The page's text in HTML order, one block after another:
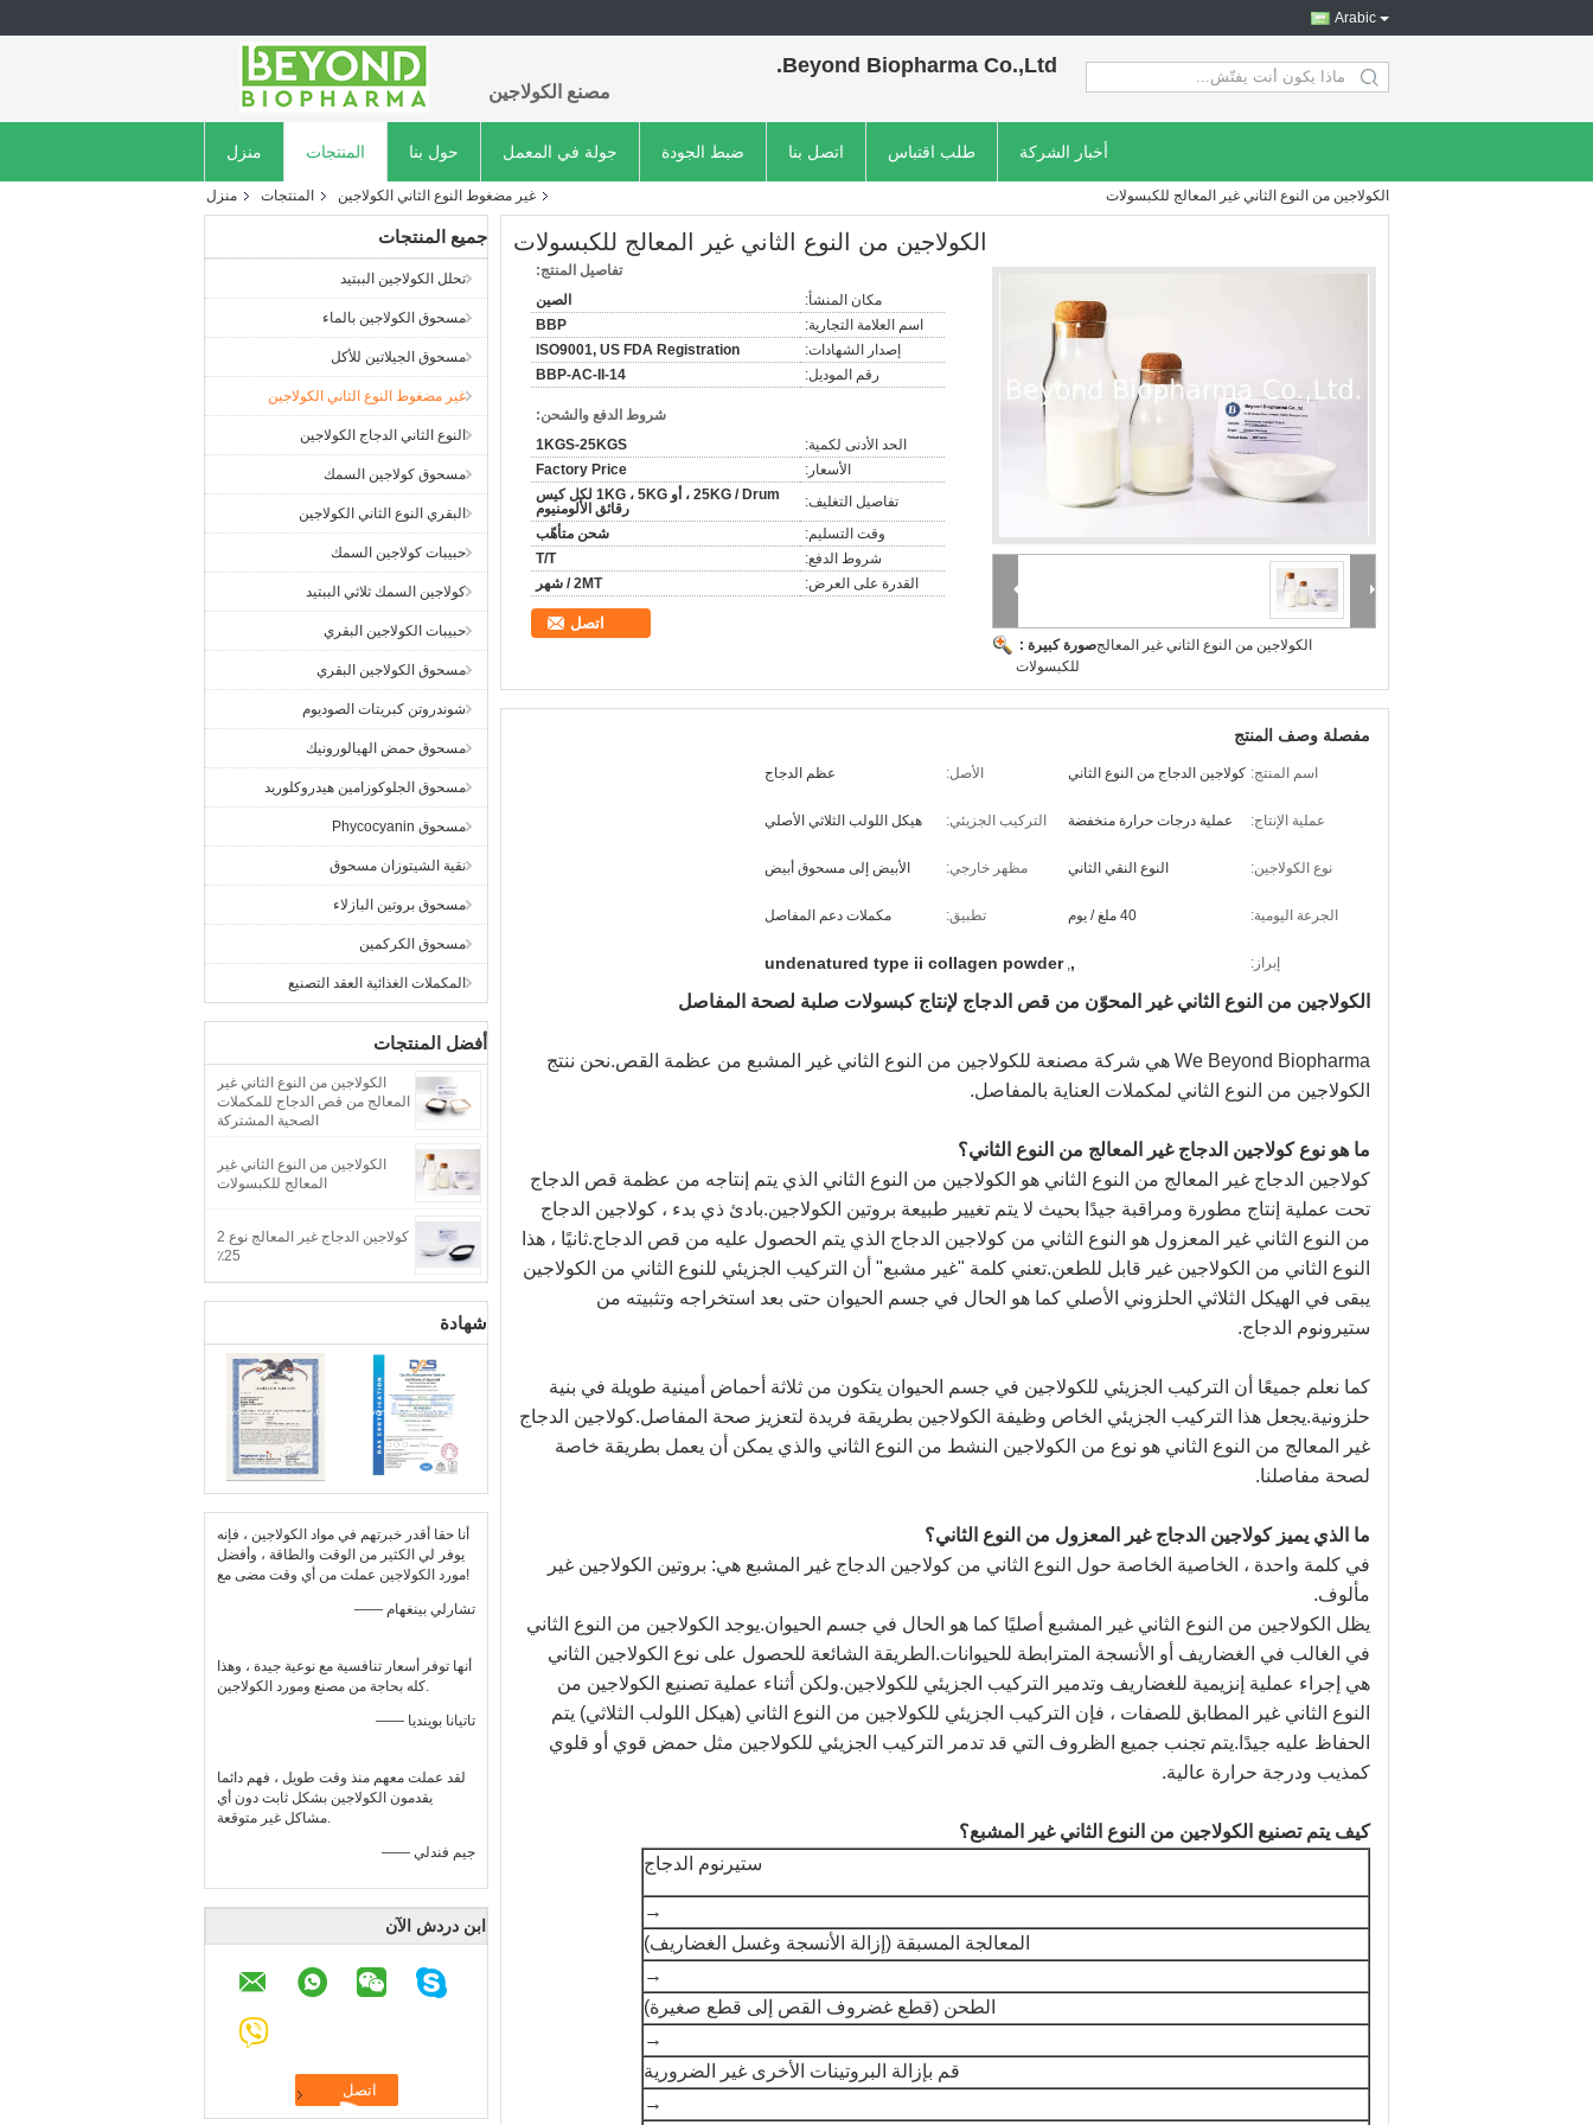
Arabic
Beyond Biopharma Co.,Ltd.
مصنع الكولاجين search
منزل المنتجات حول بنا جولة في المعمل ضبط الجودة اتصل بنا طلب اقتباس أخبار الشركة
منزل المنتجات غير مضغوط النوع الثاني الكولاجين الكولاجين من النوع الثاني غير المعالج للكبسولات
جميع المنتجات
تحلل الكولاجين الببتيد
مسحوق الكولاجين بالماء
مسحوق الجيلاتين للأكل
غير مضغوط النوع الثاني الكولاجين
النوع الثاني الدجاج الكولاجين
مسحوق كولاجين السمك
البقري النوع الثاني الكولاجين
حبيبات كولاجين السمك
كولاجين السمك ثلاثي الببتيد
حبيبات الكولاجين البقري
مسحوق الكولاجين البقري
شوندروتن كبريتات الصوديوم
مسحوق حمض الهيالورونيك
مسحوق الجلوكوزامين هيدروكلوريد
مسحوق Phycocyanin
نقية الشيتوزان مسحوق
مسحوق بروتين البازلاء
مسحوق الكركمين
المكملات الغذائية العقد التصنيع
أفضل المنتجات
الكولاجين من النوع الثاني غير
المعالج من قص الدجاج للمكملات
الصحية المشتركة
الكولاجين من النوع الثاني غير
المعالج للكبسولات
كولاجين الدجاج غير المعالج نوع 2
25٪
شهادة
أنا حقا أقدر خبرتهم في مواد الكولاجين ، فإنه
يوفر لي الكثير من الوقت والطاقة ، وأفضل
مورد الكولاجين عملت من أي وقت مضى مع!
—— تشارلي بينغهام
أنها توفر أسعار تنافسية مع نوعية جيدة ، وهذا
كله بحاجة من مصنع ومورد الكولاجين.
—— تاتيانا بوينديا
لقد عملت معهم منذ وقت طويل ، فهم دائما
يقدمون الكولاجين بشكل ثابت دون أي
مشاكل غير متوقعة.
—— جيم فندلي
ابن دردش الآن
الكولاجين من النوع الثاني غير المعالج للكبسولات
صورة كبيرة :الكولاجين من النوع الثاني غير المعالج
للكبسولات
تفاصيل المنتج:
مكان المنشأ:
الصين
اسم العلامة التجارية:
BBP
إصدار الشهادات:
ISO9001, US FDA Registration
رقم الموديل:
BBP-AC-II-14
شروط الدفع والشحن:
الحد الأدنى لكمية:
1KGS-25KGS
الأسعار:
Factory Price
تفاصيل التغليف:
25KG / Drum ، أو 1KG ، 5KG لكل كيس
رقائق الألومنيوم
وقت التسليم:
شحن متأهّب
شروط الدفع:
T/T
القدرة على العرض:
2MT / شهر
اتصل
مفصلة وصف المنتج
اسم المنتج: كولاجين الدجاج من النوع الثاني الأصل: عظم الدجاج
عملية الإنتاج: عملية درجات حرارة منخفضة التركيب الجزيئي: هيكل اللولب الثلاثي الأصلي
نوع الكولاجين: النوع النقي الثاني مظهر خارجي: الأبيض إلى مسحوق أبيض
الجرعة اليومية: 40 ملغ / يوم تطبيق: مكملات دعم المفاصل
إبراز: ,
,
undenatured type ii collagen powder
الكولاجين من النوع الثاني غير المحوّن من قص الدجاج لإنتاج كبسولات صلبة لصحة المفاصل
We Beyond Biopharma هي شركة مصنعة للكولاجين من النوع الثاني غير المشبع من عظمة القص.نحن ننتج
الكولاجين من النوع الثاني لمكملات العناية بالمفاصل.
ما هو نوع كولاجين الدجاج غير المعالج من النوع الثاني؟
كولاجين الدجاج غير المعالج من النوع الثاني هو الكولاجين من النوع الثاني الذي يتم إنتاجه من عظمة قص الدجاج
تحت عملية إنتاج مطورة ومراقبة جيدًا بحيث لا يتم تغيير طبيعة بروتين الكولاجين.بادئ ذي بدء ، كولاجين الدجاج
من النوع الثاني غير المعزول هو النوع الثاني من كولاجين الدجاج الذي يتم الحصول عليه من قص الدجاج.ثانيًا ، هذا
النوع الثاني من الكولاجين غير قابل للطعن.تعني كلمة "غير مشبع" أن التركيب الجزيئي للنوع الثاني من الكولاجين
يبقى في الهيكل الثلاثي الحلزوني الأصلي كما هو الحال في جسم الحيوان حتى بعد استخراجه وتثبيته من
ستيرونوم الدجاج.
كما نعلم جميعًا أن التركيب الجزيئي للكولاجين في جسم الحيوان يتكون من ثلاثة أحماض أمينية طويلة في بنية
حلزونية.يجعل هذا التركيب الجزيئي الخاص وظيفة الكولاجين بطريقة فريدة لتعزيز صحة المفاصل.كولاجين الدجاج
غير المعالج من النوع الثاني هو نوع من الكولاجين النشط من النوع الثاني والذي يمكن أن يعمل بطريقة خاصة
لصحة مفاصلنا.
ما الذي يميز كولاجين الدجاج غير المعزول من النوع الثاني؟
في كلمة واحدة ، الخاصية الخاصة حول النوع الثاني من كولاجين الدجاج غير المشبع هي: بروتين الكولاجين غير
مألوف.
يظل الكولاجين من النوع الثاني غير المشبع أصليًا كما هو الحال في جسم الحيوان.يوجد الكولاجين من النوع الثاني
في الغالب في الغضاريف أو الأنسجة المترابطة للحيوانات.الطريقة الشائعة للحصول على نوع الكولاجين الثاني
هي إجراء عملية إنزيمية للغضاريف وتدمير التركيب الجزيئي للكولاجين.ولكن أثناء عملية تصنيع الكولاجين من
النوع الثاني غير المطابق للصفات ، فإن التركيب الجزيئي للكولاجين من النوع الثاني (هيكل اللولب الثلاثي) يتم
الحفاظ عليه جيدًا.يتم تجنب جميع الظروف التي قد تدمر التركيب الجزيئي للكولاجين مثل حمض قوي أو قلوي
كمذيب ودرجة حرارة عالية.
كيف يتم تصنيع الكولاجين من النوع الثاني غير المشبع؟
ستيرنوم الدجاج
→
المعالجة المسبقة (إزالة الأنسجة وغسل الغضاريف)
→
الطحن (قطع غضروف القص إلى قطع صغيرة)
→
قم بإزالة البروتينات الأخرى غير الضرورية
→